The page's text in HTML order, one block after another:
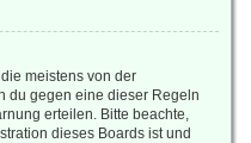
meistens von der
du gegen eine dieser Regeln
erteilen. Bitte beachte,
dieses Boards ist und